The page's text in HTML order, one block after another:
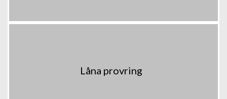
Låna provring